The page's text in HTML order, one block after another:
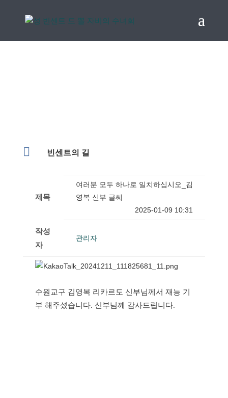
 빈센트의 길
제목
여러분 모두 하나로 일치하십시오_김
영복 신부 글씨
2025-01-09 10:31
작성
자
관리자
수원교구 김영복 리카르도 신부님께서 재능 기
부 해주셨습니다. 신부님께 감사드립니다.